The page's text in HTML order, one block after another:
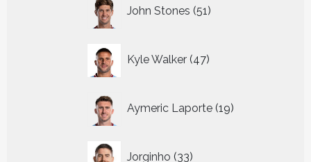
John Stones 51
producten
Kyle Walker 47
producten
Aymeric Laporte 19
producten
Jorginho 33